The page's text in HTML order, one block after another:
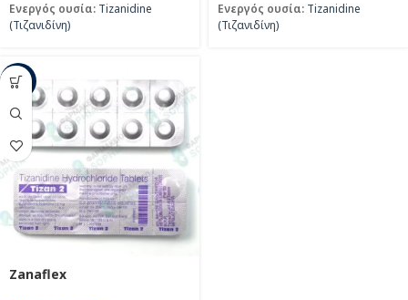
Ενεργός ουσία: Tizanidine
(Τιζανιδίνη)
Ενεργός ουσία: Tizanidine
(Τιζανιδίνη)
-80%
Zanaflex